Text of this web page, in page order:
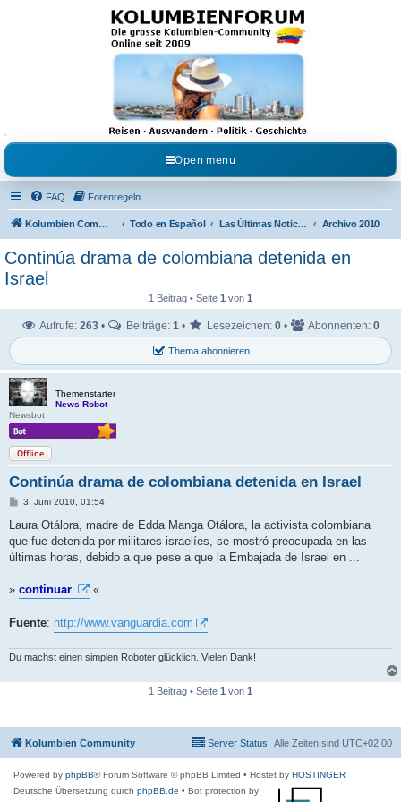
Kolumbienforum - Das
grosse Forum der
Freunde Kolumbiens
Reisen, Auswandern, Kultur, Politik, Geschichte und Visum in Kolumbien und Venezuela.
Austausch, Erfahrungen und Gemeinschaft im Kolumbienforum
Open menu
FAQ Forenregeln
Kolumbien Community Todo en Español Las Últimas Noticias en Español Archivo 2010
Continúa drama de colombiana detenida en
Israel
1 Beitrag • Seite 1 von 1
Thema abonnieren
Aufrufe: 263 • Beiträge: 1 • Lesezeichen: 0 • Abonnenten: 0
Themenstarter
News Robot
Newsbot
Offline
Continúa drama de colombiana detenida en Israel
B
i
r
a
3. Juni 2010, 01:54
Laura Otálora, madre de Edda Manga Otálora, la activista colombiana
que fue detenida por militares israelíes, se mostró preocupada en las
últimas horas, debido a que pese a que la Embajada de Israel en ...
» continuar «
Fuente: http://www.vanguardia.com
Du machst einen simplen Roboter glücklich. Vielen Dank!
1 Beitrag • Seite 1 von 1
Kolumbien Community Alle Zeiten sind UTC+02:00
Server Status
Powered by phpBB® Forum Software © phpBB Limited • Hostet by HOSTINGER
Deutsche Übersetzung durch phpBB.de • Bot protection by